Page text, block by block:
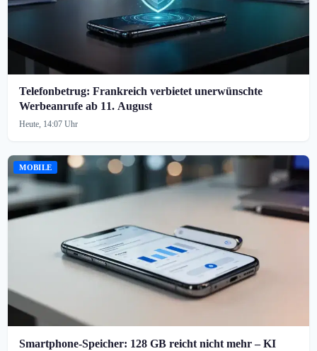
Telefonbetrug: Frankreich verbietet unerwünschte
Werbeanrufe ab 11. August
Heute, 14:07 Uhr
MOBILE
Smartphone-Speicher: 128 GB reicht nicht mehr – KI